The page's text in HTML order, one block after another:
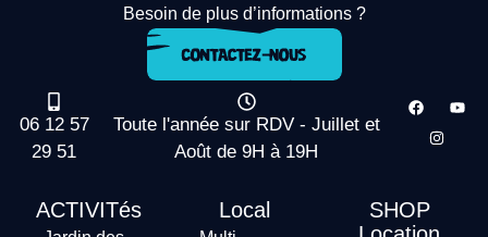
Besoin de plus d’informations ?
06 12 57
29 51
Toute l'année sur RDV - Juillet et
Août de 9H à 19H
ACTIVITés Local
SHOP